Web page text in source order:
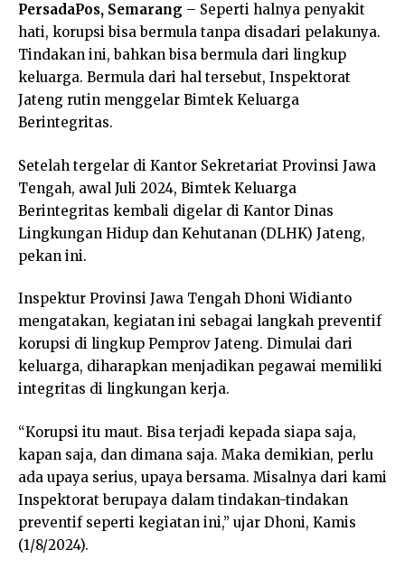
PersadaPos, Semarang – Seperti halnya penyakit
hati, korupsi bisa bermula tanpa disadari pelakunya.
Tindakan ini, bahkan bisa bermula dari lingkup
keluarga. Bermula dari hal tersebut, Inspektorat
Jateng rutin menggelar Bimtek Keluarga
Berintegritas.
Setelah tergelar di Kantor Sekretariat Provinsi Jawa
Tengah, awal Juli 2024, Bimtek Keluarga
Berintegritas kembali digelar di Kantor Dinas
Lingkungan Hidup dan Kehutanan (DLHK) Jateng,
pekan ini.
Inspektur Provinsi Jawa Tengah Dhoni Widianto
mengatakan, kegiatan ini sebagai langkah preventif
korupsi di lingkup Pemprov Jateng. Dimulai dari
keluarga, diharapkan menjadikan pegawai memiliki
integritas di lingkungan kerja.
“Korupsi itu maut. Bisa terjadi kepada siapa saja,
kapan saja, dan dimana saja. Maka demikian, perlu
ada upaya serius, upaya bersama. Misalnya dari kami
Inspektorat berupaya dalam tindakan-tindakan
preventif seperti kegiatan ini,” ujar Dhoni, Kamis
(1/8/2024).